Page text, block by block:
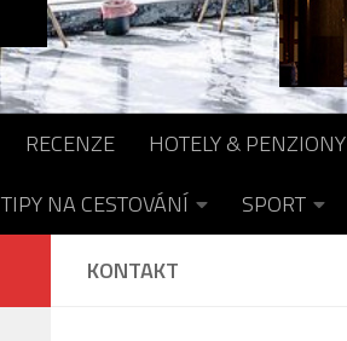
RECENZE HOTELY & PENZIONY
TIPY NA CESTOVÁNÍ SPORT
KONTAKT